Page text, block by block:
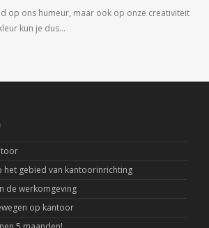
op ons humeur, maar ook op onze creativiteit
kun je dus…
het gebied van kantoorinrichting
de werkomgeving
op kantoor